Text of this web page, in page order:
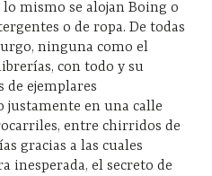
mismo se alojan Boing o
o de ropa. De todas
ninguna como el
con todo y su
de ejemplares
justamente en una calle
entre chirridos de
gracias a las cuales
inesperada, el secreto de